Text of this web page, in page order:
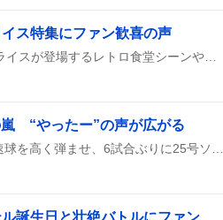
ス特集にファン歓喜の声
ロイロム鉄道がTVerで配信スタートし、オムライスが登場するレトロ食堂シーンやワールドツアー企画が話題に。ファンは「めっちゃ大好物」や「神がかってる」などの感想を投稿している。
“やったー”の声が広がる
シカゴ・ホワイトソックスの村上宗隆が左腕速球を高く弾ませ、6試合ぶりに25号ソロホームランを放ち、観客が大歓声を上げた。ホームランでチームはリードを奪い、公式サイトでも速報が流れた。